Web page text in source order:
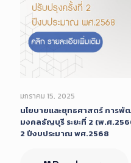
มกราคม 15, 2025
นโยบายและยุทธศาสตร์ การพั
มงคลธัญบุรี ระยะที่ 2 (พ.ศ
2 ปีงบประมาณ พศ.2568